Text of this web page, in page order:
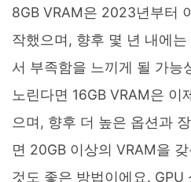
8GB VRAM은 2023년부터
작했으며, 향후 몇 년 내에
서 부족함을 느끼게 될 가능
노린다면 16GB VRAM은 이
으며, 향후 더 높은 옵션과
면 20GB 이상의 VRAM을
것도 좋은 방법이에요. GPU